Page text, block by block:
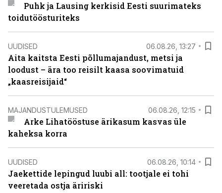
Puhk ja Lausing kerkisid Eesti suurimateks
toidutöösturiteks
UUDISED 06.08.26, 13:27
Aita kaitsta Eesti põllumajandust, metsi ja
loodust – ära too reisilt kaasa soovimatuid
„kaasreisijaid“
MAJANDUSTULEMUSED 06.08.26, 12:15
Arke Lihatööstuse ärikasum kasvas üle
kaheksa korra
UUDISED 06.08.26, 10:14
Jaekettide lepingud luubi all: tootjale ei tohi
veeretada ostja äririski